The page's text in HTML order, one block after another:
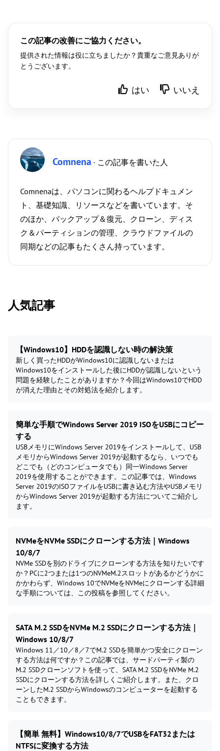
この記事の改善にご協力ください。
提供された情報は役に立ちましたか？貴重なご意見ありが
とうございます。
はい いいえ
Comnena · この記事を書いた人
Comnenaは、パソコンに関わるヘルプドキュメン
ト、基礎知識、リソースなどを書いています。そ
のほか、バックアップ＆復元、クローン、ディス
ク＆パーティションの管理、クラウドファイルの
同期などの記事もたくさん持っています。
人気記事
【Windows10】HDDを認識しない時の解決策
新しく買ったHDDがWindows10に認識しないまたは
Windows10をインストールした後にHDDが認識しないという
問題を経験したことがありますか？今回はWindows10でHDD
が消えた理由とその対処法を紹介します。
簡単な手順でWindows Server 2019 ISOをUSBにコピー
する
USBメモリにWindows Server 2019をインストールして、USB
メモリからWindows Server 2019が起動するなら、いつでも
どこでも（どのコンピュータでも）同一Windows Server
2019を使用することができます。この記事では、Windows
Server 2019のISOファイルをUSBに書き込む方法やUSBメモリ
からWindows Server 2019が起動する方法についてご紹介し
ます。
NVMeをNVMe SSDにクローンする方法｜Windows
10/8/7
NVMe SSDを別のドライブにクローンする方法を知りたいです
か？PCに2つまたは1つのNVMeM.2スロットがあるかどうかに
かかわらず、Windows 10でNVMeをNVMeにクローンする詳細
な手順については、この投稿を参照してください。
SATA M.2 SSDをNVMe M.2 SSDにクローンする方法｜
Windows 10/8/7
Windows 11／10／8／7でM.2 SSDを簡単かつ安全にクローン
する方法は何ですか？この記事では、サードパーティ製の
M.2 SSDクローンソフトを使って、SATA M.2 SSDをNVMe M.2
SSDにクローンする方法を詳しくご紹介します。また、クロ
ーンしたM.2 SSDからWindowsのコンピューターを起動する
こともできます。
【簡単 無料】Windows10/8/7でUSBをFAT32または
NTFSに変換する方法